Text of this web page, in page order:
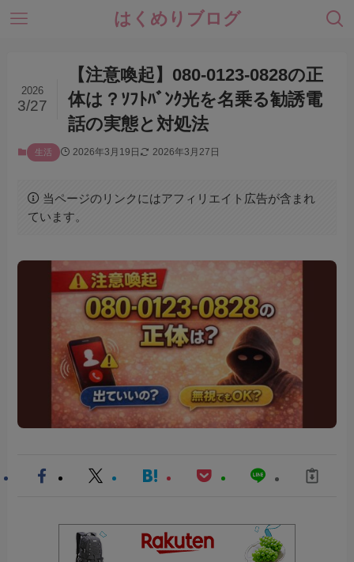
はくめりブログ
【注意喚起】080-0123-0828の正
体は？ｿﾌﾄﾊﾞﾝｸ光を名乗る勧誘電
話の実態と対処法
2026
3/27
生活 2026年3月19日 2026年3月27日
当ページのリンクにはアフィリエイト広告が含まれ
ています。